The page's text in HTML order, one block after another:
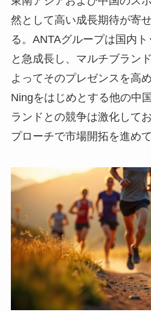
然として高い成長期待が寄
る。ANTAグループは国内
と急成長し、マルチブラン
よってそのプレゼンスを高
Ningをはじめとする他の中
ランドとの競争は激化して
プローチで市場開拓を進めて